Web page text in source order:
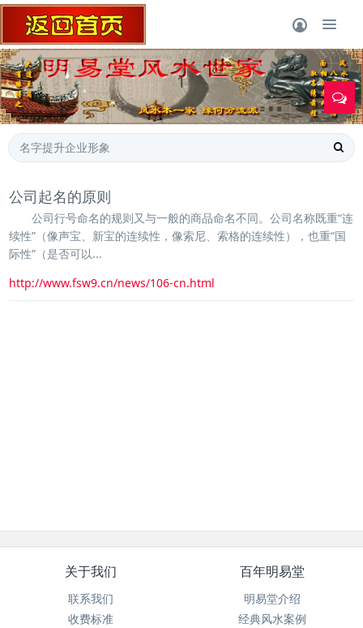
1
公司起名的原则
公司行号命名的规则又与一般的商品命名不同。公司名称既重“连
续性”（像声宝、新宝的连续性，像索尼、索格的连续性），也重“国
际性”（是否可以...
http://www.fsw9.cn/news/106-cn.html
关于我们
联系我们
收费标准
百年明易堂
明易堂介绍
经典风水案例